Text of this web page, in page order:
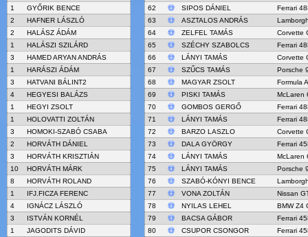
1
GYŐRIK BENCE
2
HAFNER LÁSZLÓ
2
HALÁSZ ÁDÁM
1
HALÁSZI SZILÁRD
3
HAMED ARYAN ANDRÁS
1
HARÁSZI ÁDÁM
3
HATVANI BÁLINT2
4
HEGYESI BALÁZS
1
HEGYI ZSOLT
1
HOLOVATTI ZOLTÁN
3
HOMOKI-SZABÓ CSABA
2
HORVÁTH DÁNIEL
3
HORVÁTH KRISZTIÁN
10
HORVÁTH MÁRK
8
HORVÁTH ROLAND
1
IFJ.FICZA FERENC
4
IGNÁCZ LÁSZLÓ
3
ISTVÁN KORNÉL
1
JAGODITS DÁVID
62
SIPOS DÁNIEL
Ferrari
63
ASZTALOS ANDRÁS
64
ZELFEL TAMÁS
Corvette
65
SZÉCHY SZABOLCS
Ferrari
66
LÁNYI TAMÁS
Corvette
67
SZŰCS TAMÁS
Porsche
68
MAGYAR ZSOLT
Formula
69
PISKI TAMÁS
McLaren
70
GOMBOS GERGŐ
Ferrari
71
LÁNYI TAMÁS
Ferrari
72
BARZO LASZLO
Corvette
73
DALA GYÖRGY
Ferrari
74
LÁNYI TAMÁS
McLaren
75
LÁNYI TAMÁS
Porsche
76
SZABÓ-KÓNYI BENCE
77
VONA ZOLTÁN
Nissan
78
NYILAS LEHEL
BMW Z4
79
BACSA GÁBOR
Ferrari
80
CSUPOR CSONGOR
Ferrari